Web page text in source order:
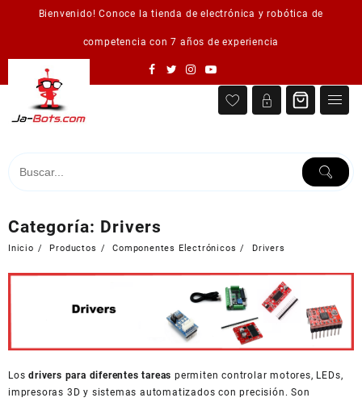
Bienvenido! Conoce la tienda de electrónica y robótica de
competencia con 7 años de experiencia
Categoría: Drivers
Inicio Productos Componentes Electrónicos Drivers
Losdrivers para diferentes tareas permiten controlar motores, LEDs,
impresoras 3D y sistemas automatizados con precisión. Son